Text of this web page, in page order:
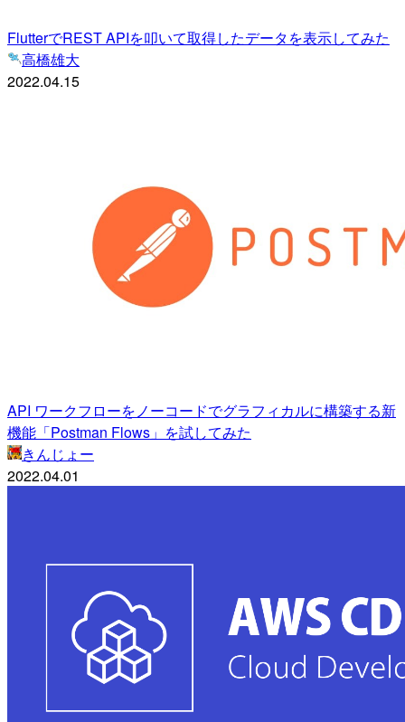
FlutterでREST APIを叩いて取得したデータを表示してみた
高橋雄大
2022.04.15
API ワークフローをノーコードでグラフィカルに構築する新
機能「Postman Flows」を試してみた
きんじょー
2022.04.01